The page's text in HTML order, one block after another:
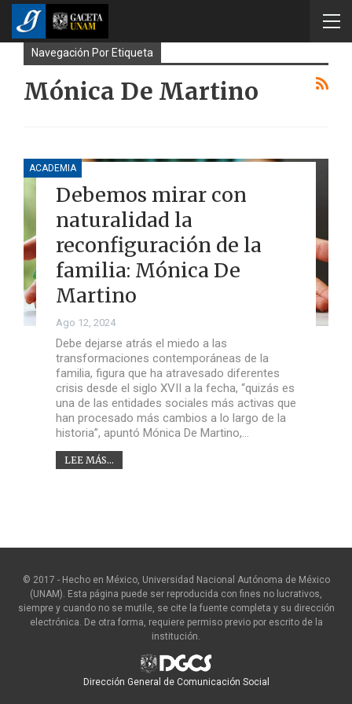
Navegación Por Etiqueta
Mónica De Martino
ACADEMIA
Debemos mirar con
naturalidad la
reconfiguración de la
familia: Mónica De
Martino
Ago 12, 2024
Debe dejarse atrás el miedo a las
transformaciones contemporáneas de la
familia, figura que ha atravesado diferentes
crisis desde el siglo XVII a la fecha, “quizás es
una de las entidades sociales más activas que
han procesado más cambios a lo largo de la
historia”, apuntó Mónica De Martino,…
LEE MÁS...
© 2017 - Hecho en México, Universidad Nacional Autónoma de México
(UNAM). Esta página puede ser reproducida con fines no lucrativos,
siempre y cuando no se mutile, se cite la fuente completa y su dirección
electrónica. De otra forma, requiere permiso previo por escrito de la
institución.
Dirección General de Comunicación Social